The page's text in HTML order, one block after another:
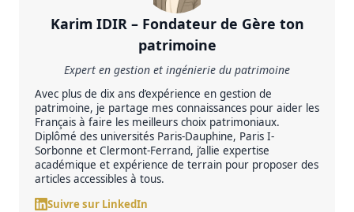
Karim IDIR – Fondateur de Gère ton
patrimoine
Expert en gestion et ingénierie du patrimoine
Avec plus de dix ans d’expérience en gestion de
patrimoine, je partage mes connaissances pour aider les
Français à faire les meilleurs choix patrimoniaux.
Diplômé des universités Paris-Dauphine, Paris I-
Sorbonne et Clermont-Ferrand, j’allie expertise
académique et expérience de terrain pour proposer des
articles accessibles à tous.
Suivre sur LinkedIn